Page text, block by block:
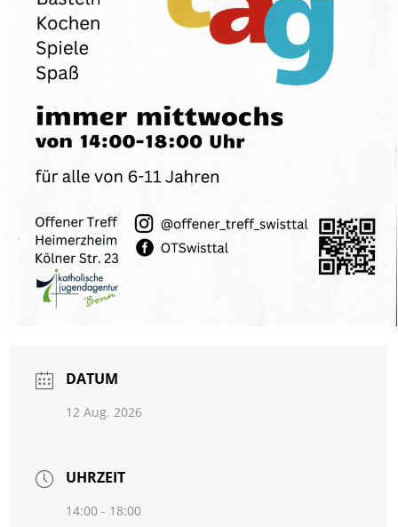
DATUM
12 Aug. 2026
UHRZEIT
14:00 - 18:00